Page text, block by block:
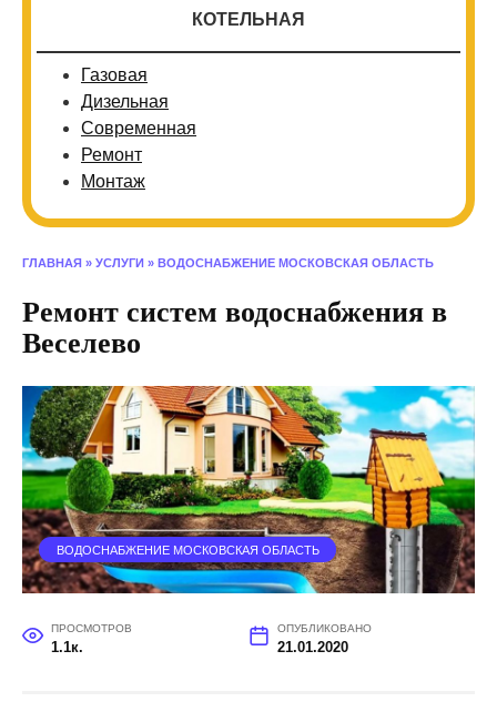
КОТЕЛЬНАЯ
Газовая
Дизельная
Современная
Ремонт
Монтаж
ГЛАВНАЯ » УСЛУГИ » ВОДОСНАБЖЕНИЕ МОСКОВСКАЯ ОБЛАСТЬ
Ремонт систем водоснабжения в
Веселево
ВОДОСНАБЖЕНИЕ МОСКОВСКАЯ ОБЛАСТЬ
ПРОСМОТРОВ
1.1к.
ОПУБЛИКОВАНО
21.01.2020